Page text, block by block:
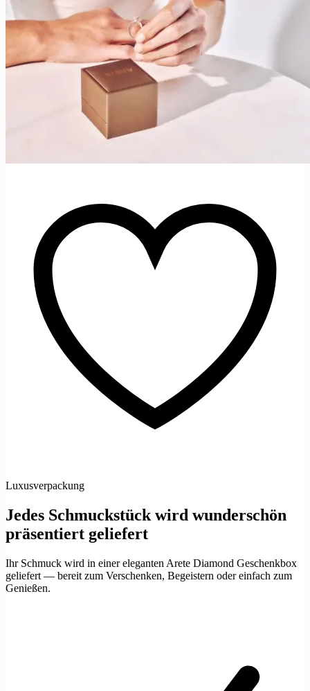
Luxusverpackung
Jedes Schmuckstück wird wunderschön
präsentiert geliefert
Ihr Schmuck wird in einer eleganten Arete Diamond Geschenkbox
geliefert — bereit zum Verschenken, Begeistern oder einfach zum
Genießen.